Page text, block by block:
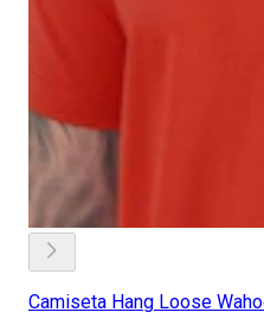
Camiseta Hang Loose